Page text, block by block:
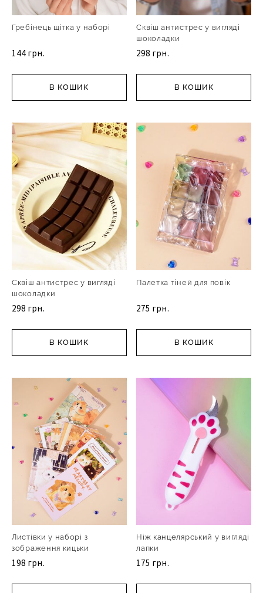
Гребінець щітка у наборі
144 грн.
В КОШИК
Сквіш антистрес у вигляді
шоколадки
298 грн.
В КОШИК
Сквіш антистрес у вигляді
шоколадки
298 грн.
В КОШИК
Палетка тіней для повік
275 грн.
В КОШИК
Листівки у наборі з
зображення кицьки
198 грн.
Ніж канцелярський у вигляді
лапки
175 грн.